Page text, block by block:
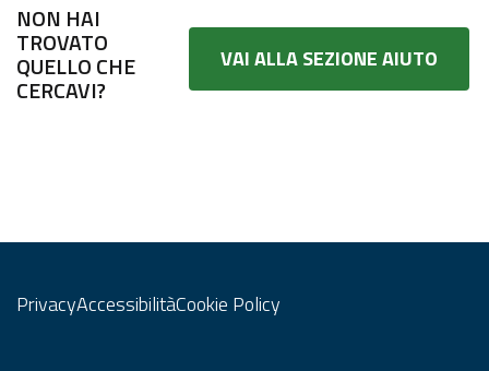
NON HAI
TROVATO
QUELLO CHE
CERCAVI?
VAI ALLA SEZIONE AIUTO
PrivacyAccessibilitàCookie Policy